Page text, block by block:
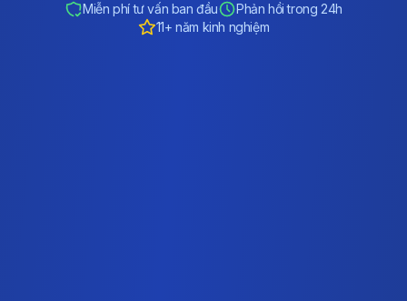
Miễn phí tư vấn ban đầu
Phản hồi trong 24h
11+ năm kinh nghiệm